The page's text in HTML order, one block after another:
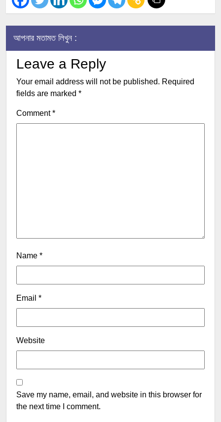
আপনার মতামত লিখুন :
Leave a Reply
Your email address will not be published. Required
fields are marked *
Comment*
Name *
Email *
Website
Save my name, email, and website in this browser for
the next time I comment.